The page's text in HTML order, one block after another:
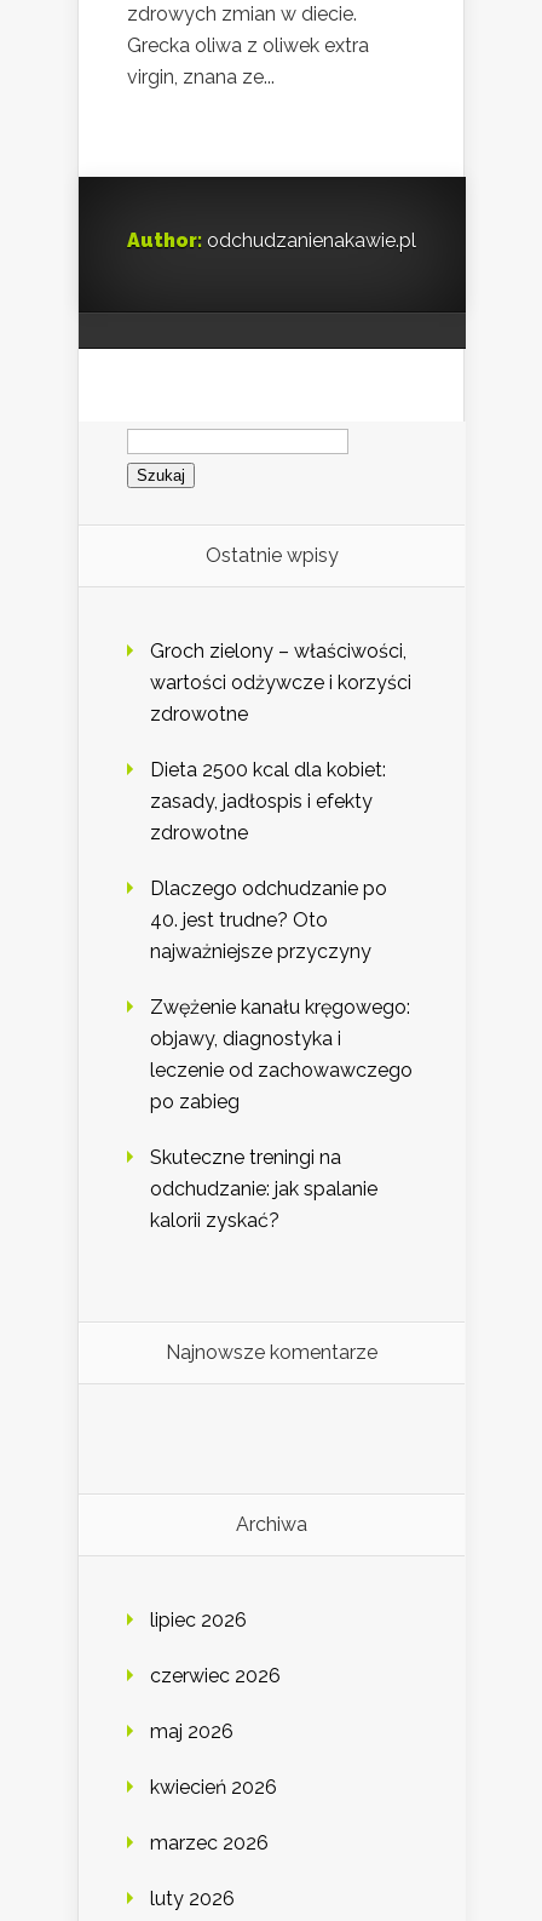
zdrowych zmian w diecie.
Grecka oliwa z oliwek extra
virgin, znana ze...
Author: odchudzanienakawie.pl
Szukaj:
Ostatnie wpisy
Groch zielony – właściwości,
wartości odżywcze i korzyści
zdrowotne
Dieta 2500 kcal dla kobiet:
zasady, jadłospis i efekty
zdrowotne
Dlaczego odchudzanie po
40. jest trudne? Oto
najważniejsze przyczyny
Zwężenie kanału kręgowego:
objawy, diagnostyka i
leczenie od zachowawczego
po zabieg
Skuteczne treningi na
odchudzanie: jak spalanie
kalorii zyskać?
Najnowsze komentarze
Archiwa
lipiec 2026
czerwiec 2026
maj 2026
kwiecień 2026
marzec 2026
luty 2026